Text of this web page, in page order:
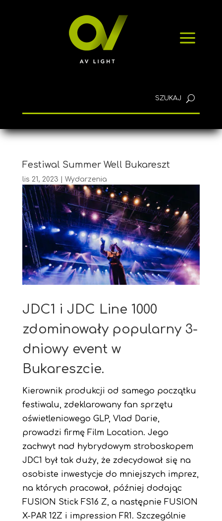
a
KONTAKT
Festiwal Summer Well Bukareszt
lis 21, 2023 Wydarzenia
JDC1 i JDC Line 1000
zdominowały popularny 3-
dniowy event w
Bukareszcie.
Kierownik produkcji od samego początku
festiwalu, zdeklarowany fan sprzętu
oświetleniowego GLP, Vlad Darie,
prowadzi firmę Film Location. Jego
zachwyt nad hybrydowym stroboskopem
JDC1 był tak duży, że zdecydował się na
osobiste inwestycje do mniejszych imprez,
na których pracował, później dodając
FUSION Stick FS16 Z, a następnie FUSION
X-PAR 12Z i impression FR1. Szczególnie